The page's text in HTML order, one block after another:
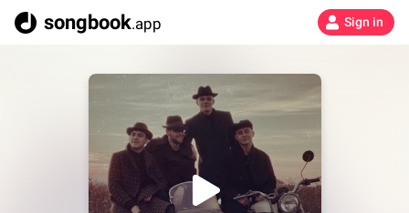
songbook.app Sign in